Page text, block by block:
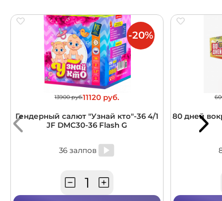
13900 руб.11120 руб.
Гендерный салют "Узнай кто"-36 4/1
JF DMC30-36 Flash G
36 залпов
-20%
80 дней